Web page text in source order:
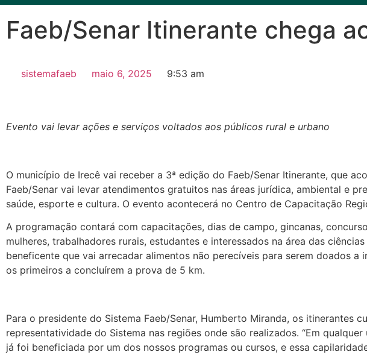
Faeb/Senar Itinerante chega
sistemafaeb maio 6, 2025 9:53 am
Evento vai levar ações e serviços voltados aos públicos rural e urbano
O município de Irecê vai receber a 3ª edição do Faeb/Senar Itinerante, que
Faeb/Senar vai levar atendimentos gratuitos nas áreas jurídica, ambiental e
saúde, esporte e cultura. O evento acontecerá no Centro de Capacitação
A programação contará com capacitações, dias de campo, gincanas,
mulheres, trabalhadores rurais, estudantes e interessados na área das
beneficente que vai arrecadar alimentos não perecíveis para serem doados
os primeiros a concluírem a prova de 5 km.
Para o presidente do Sistema Faeb/Senar, Humberto Miranda, os itinerantes
representatividade do Sistema nas regiões onde são realizados. “Em
já foi beneficiada por um dos nossos programas ou cursos, e essa